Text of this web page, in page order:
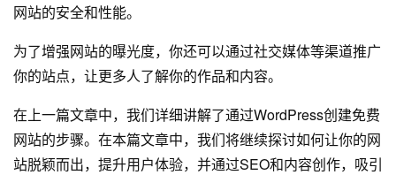
网站的安全和性能。
为了增强网站的曝光度，你还可以通过社交媒体等渠道推广
你的站点，让更多人了解你的作品和内容。
在上一篇文章中，我们详细讲解了通过WordPress创建免费
网站的步骤。在本篇文章中，我们将继续探讨如何让你的网
站脱颖而出，提升用户体验，并通过SEO和内容创作，吸引